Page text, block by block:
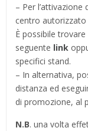
– Per l’attivazione
centro autorizzato
È possibile
seguente link
specifici stand.
– In alternativa,
distanza ed
di promozione, al
N.B. una volta